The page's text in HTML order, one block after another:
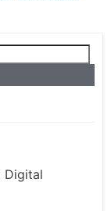
Digital